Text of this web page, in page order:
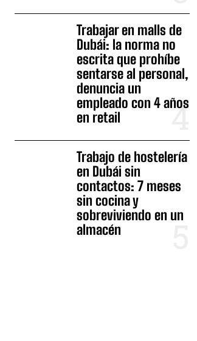
Trabajar en malls de
Dubái: la norma no
escrita que prohíbe
sentarse al personal,
denuncia un
empleado con 4 años
en retail
Trabajo de hostelería
en Dubái sin
contactos: 7 meses
sin cocina y
sobreviviendo en un
almacén